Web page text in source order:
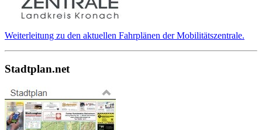
Weiterleitung zu den aktuellen Fahrplänen der Mobilitätszentrale.
Stadtplan.net